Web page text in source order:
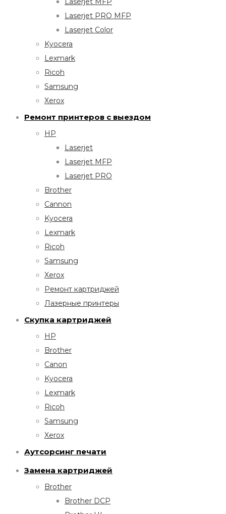
Laserjet PRO MFP
Laserjet Color
Kyocera
Lexmark
Ricoh
Samsung
Xerox
Ремонт принтеров с выездом
HP
Laserjet
Laserjet MFP
Laserjet PRO
Brother
Cannon
Kyocera
Lexmark
Ricoh
Samsung
Xerox
Ремонт картриджей
Лазерные принтеры
Скупка картриджей
HP
Brother
Canon
Kyocera
Lexmark
Ricoh
Samsung
Xerox
Аутсорсинг печати
Замена картриджей
Brother
Brother DCP